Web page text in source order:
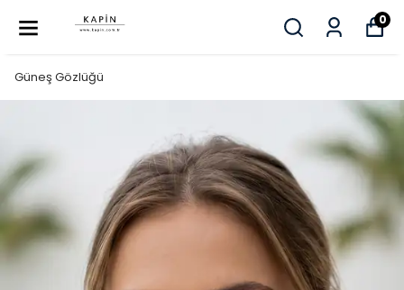
0
Güneş Gözlüğü